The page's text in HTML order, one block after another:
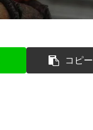
コピー